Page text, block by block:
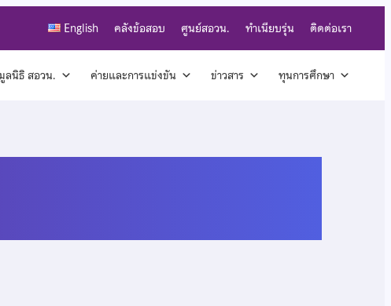
English คลังข้อสอบ ศูนย์สอวน. ทำเนียบรุ่น ติดต่อเรา
ลนิธิ สอวน. ค่ายและการแข่งขัน ข่าวสาร ทุนการศึกษา